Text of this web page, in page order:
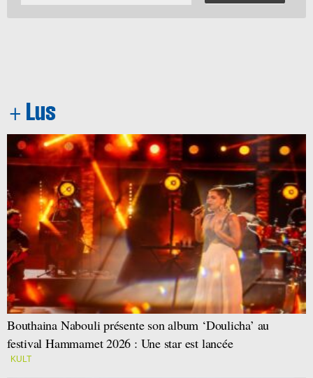
Bouthaina Nabouli présente son album ‘Doulicha’ au
festival Hammamet 2026 : Une star est lancée
KULT